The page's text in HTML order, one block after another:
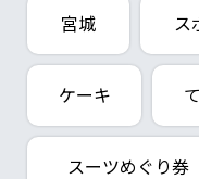
宮城 ス
ケーキ
スーツめぐり券